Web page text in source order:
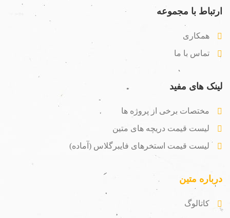
ارتباط با مجموعه
همکاری
تماس با ما
لینک های مفید
مختصات برخی از پروژه ها
لیست قیمت دریچه های متین
لیست قیمت استخرهای فایبرگلاس (آماده)
درباره متین
کاتالوگ